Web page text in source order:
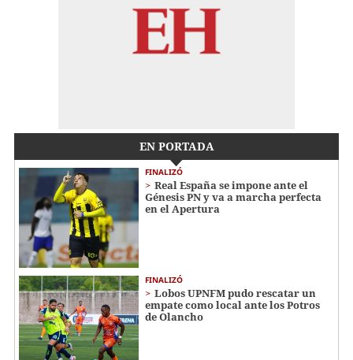
EN PORTADA
FINALIZÓ
Real España se impone ante el
Génesis PN y va a marcha perfecta
en el Apertura
FINALIZÓ
Lobos UPNFM pudo rescatar un
empate como local ante los Potros
de Olancho